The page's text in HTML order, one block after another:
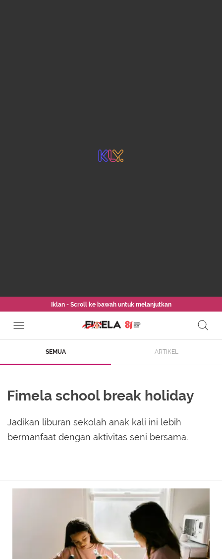
Iklan - Scroll ke bawah untuk melanjutkan
SEMUA ARTIKEL
Fimela school break holiday
Jadikan liburan sekolah anak kali ini lebih
bermanfaat dengan aktivitas seni bersama.